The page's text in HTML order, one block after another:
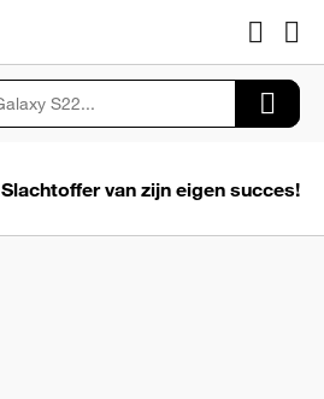
Slachtoffer van zijn eigen succes!